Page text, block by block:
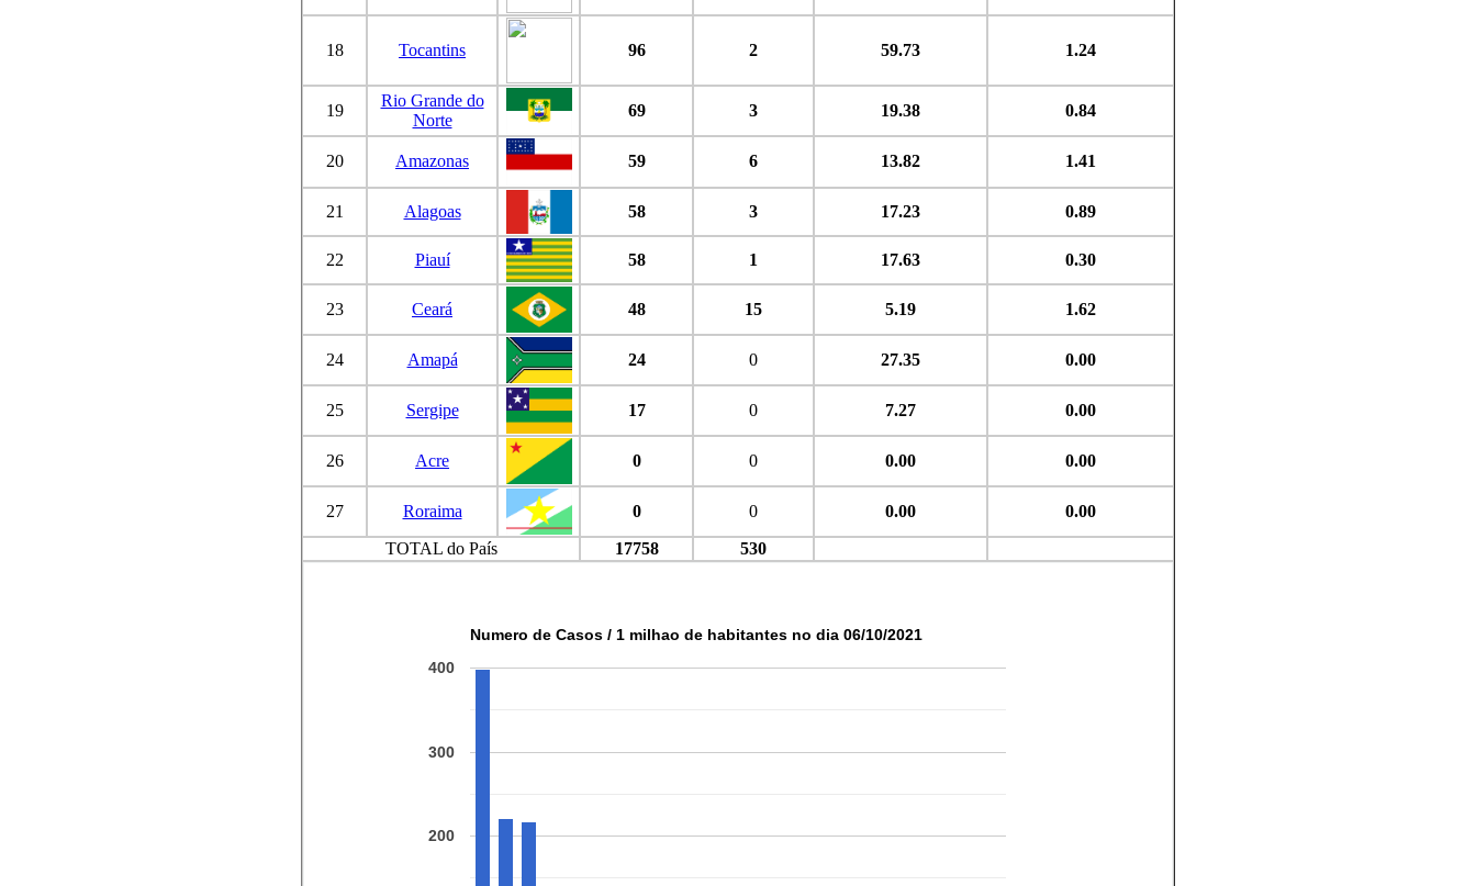
18 Tocantins 96 2 59.73 1.24
19
Rio Grande do
Norte
69 3 19.38 0.84
20 Amazonas 59 6 13.82 1.41
21 Alagoas 58 3 17.23 0.89
22 Piauí 58 1 17.63 0.30
23 Ceará 48 15 5.19 1.62
24 Amapá 24 0 27.35 0.00
25 Sergipe 17 0 7.27 0.00
26 Acre 0 0 0.00 0.00
27 Roraima 0 0 0.00
0.00
TOTAL do País
17758 530
Numero de Casos / 1 milhao de habitantes no dia 06/10/2021
200
300
400